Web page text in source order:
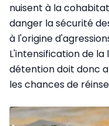
nuisent à la
danger la sécurité
à l'origine
L'intensification de
détention doit donc
les chances de